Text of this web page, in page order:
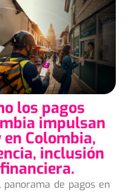
los pagos
impulsan
Colombia,
inclusión
de pagos en